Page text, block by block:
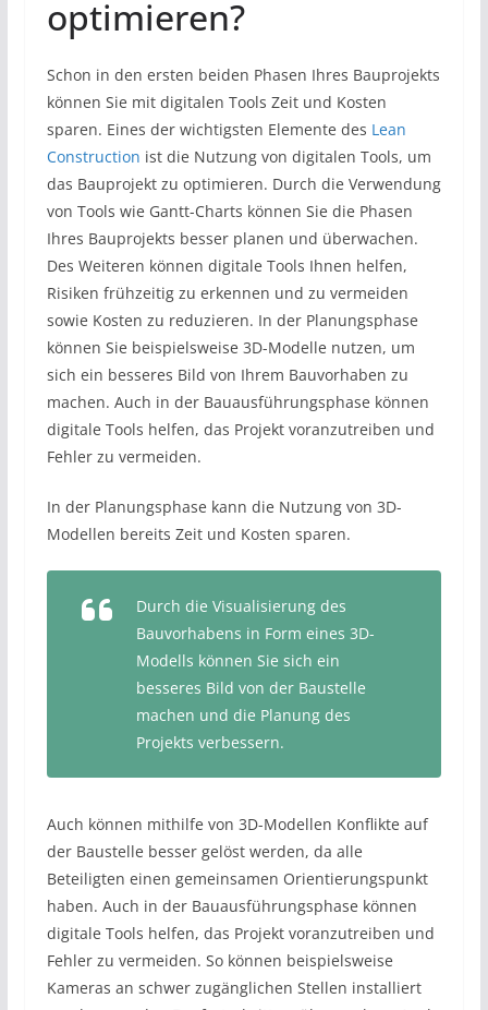
optimieren?
Schon in den ersten beiden Phasen Ihres Bauprojekts
können Sie mit digitalen Tools Zeit und Kosten
sparen. Eines der wichtigsten Elemente des Lean
Construction ist die Nutzung von digitalen Tools, um
das Bauprojekt zu optimieren. Durch die Verwendung
von Tools wie Gantt-Charts können Sie die Phasen
Ihres Bauprojekts besser planen und überwachen.
Des Weiteren können digitale Tools Ihnen helfen,
Risiken frühzeitig zu erkennen und zu vermeiden
sowie Kosten zu reduzieren. In der Planungsphase
können Sie beispielsweise 3D-Modelle nutzen, um
sich ein besseres Bild von Ihrem Bauvorhaben zu
machen. Auch in der Bauausführungsphase können
digitale Tools helfen, das Projekt voranzutreiben und
Fehler zu vermeiden.
In der Planungsphase kann die Nutzung von 3D-
Modellen bereits Zeit und Kosten sparen.
Durch die Visualisierung des
Bauvorhabens in Form eines 3D-
Modells können Sie sich ein
besseres Bild von der Baustelle
machen und die Planung des
Projekts verbessern.
Auch können mithilfe von 3D-Modellen Konflikte auf
der Baustelle besser gelöst werden, da alle
Beteiligten einen gemeinsamen Orientierungspunkt
haben. Auch in der Bauausführungsphase können
digitale Tools helfen, das Projekt voranzutreiben und
Fehler zu vermeiden. So können beispielsweise
Kameras an schwer zugänglichen Stellen installiert